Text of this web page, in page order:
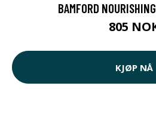
BAMFORD
805
KJØP NÅ